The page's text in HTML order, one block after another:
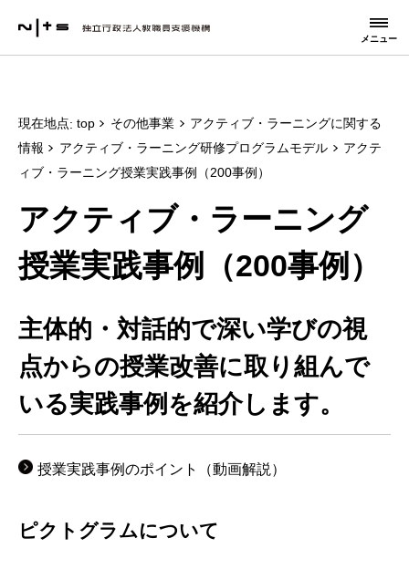
メニュー
現在地点 top その他事業
アクティブ・ラーニングに関する
情報
アクティブ・ラーニング研修プログラムモデル
アクテ
ィブ・ラーニング授業実践事例（200事例）
アクティブ・ラーニング
授業実践事例（200事例）
主体的・対話的で深い学びの視
点からの授業改善に取り組んで
いる実践事例を紹介します。
授業実践事例のポイント（動画解説）
ピクトグラムについて